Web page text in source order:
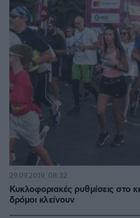
Κυκλοφοριακές ρυθμίσεις στο
δρόμοι κλείνουν
29.09.2019, 08:32